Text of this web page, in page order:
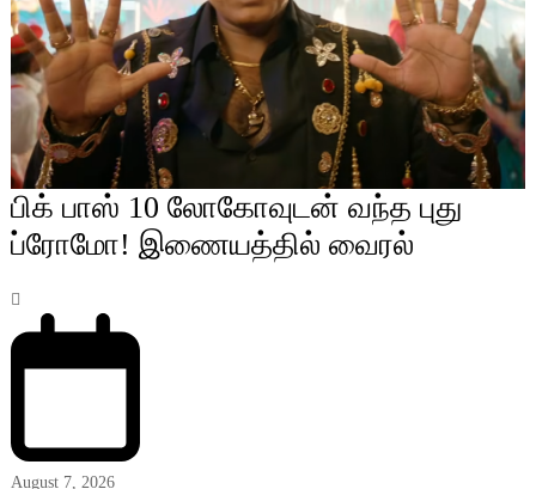
பிக் பாஸ் 10 லோகோவுடன் வந்த புது
ப்ரோமோ! இணையத்தில் வைரல்
August 7, 2026